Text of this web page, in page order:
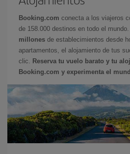
Booking.com conecta a los viajeros
de 158.000 destinos en todo el
millones de establecimientos desde
apartamentos, el alojamiento de tus
clic.
Reserva tu vuelo barato y tu
Booking.com y experimenta el